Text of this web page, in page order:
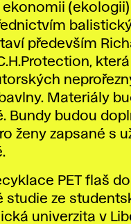
především
Materiály
Bundy budou
ženy zapsané s
PET flaš
studie ze
univerzita v